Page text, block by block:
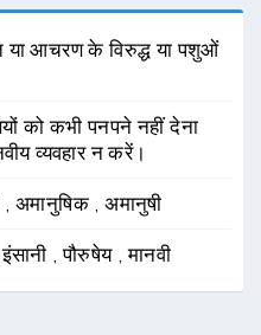
या आचरण के विरुद्ध या पशुओं
को कभी पनपने नहीं देना
व्यवहार न करें।
,अमानुषिक ,अमानुषी
इंसानी ,पौरुषेय ,मानवी